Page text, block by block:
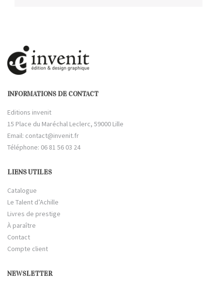
INFORMATIONS DE CONTACT
Editions invenit
15 Place du Maréchal Leclerc, 59000 Lille
Email: contact@invenit.fr
Téléphone: 06 81 56 03 24
LIENS UTILES
Catalogue
Le Talent d’Achille
Livres de prestige
À paraître
Contact
Compte client
NEWSLETTER